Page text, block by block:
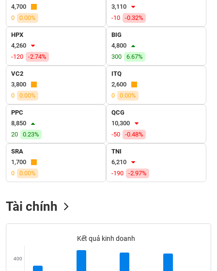
4,700
0
0.00%
3,110
-10
-0.32%
HPX
4,260
-120
-2.74%
BIG
4,800
300
6.67%
VC2
3,800
0
0.00%
ITQ
2,600
0
0.00%
PPC
8,850
20
0.23%
QCG
10,300
-50
-0.48%
SRA
1,700
0
0.00%
TNI
6,210
-190
-2.97%
Tài chính
Kết quả kinh doanh
400
DỊCH
VỤ
TRUYỀN
THÔNG
TIỆN
ÍCH
BẤT
ĐỘNG
SẢN
chứng
khoán
Chỉ số Chứng chỉ quỹ